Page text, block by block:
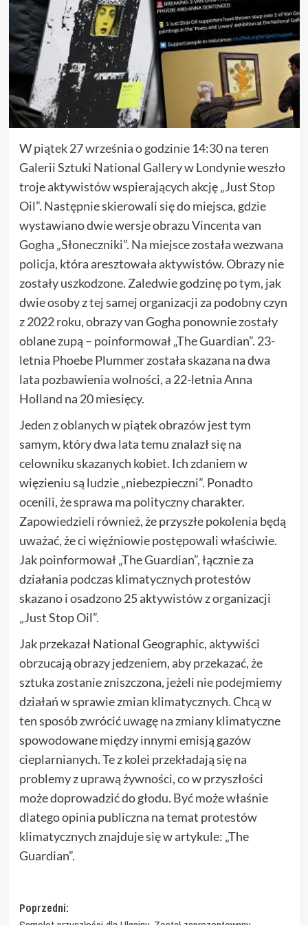
W piątek 27 września o godzinie 14:30 na teren
Galerii Sztuki National Gallery w Londynie weszło
troje aktywistów wspierających akcję „Just Stop
Oil”. Następnie skierowali się do miejsca, gdzie
wystawiano dwie wersje obrazu Vincenta van
Gogha „Słoneczniki”. Na miejsce została wezwana
policja, która aresztowała aktywistów. Obrazy nie
zostały uszkodzone. Zaledwie godzinę po tym, jak
dwie osoby z tej samej organizacji za podobny czyn
z 2022 roku, obrazy van Gogha ponownie zostały
oblane zupą – poinformował „The Guardian”. 23-
letnia Phoebe Plummer została skazana na dwa
lata pozbawienia wolności, a 22-letnia Anna
Holland na 20 miesięcy.
Jeden z oblanych w piątek obrazów jest tym
samym, który dwa lata temu znalazł się na
celowniku skazanych kobiet. Ich zdaniem w
więzieniu są ludzie „niebezpieczni”. Ponadto
ocenili, że sprawa ma polityczny charakter.
Zapowiedzieli również, że przyszłe pokolenia będą
uważać, że ci więźniowie postępowali właściwie.
Jak poinformował „The Guardian”, łącznie za
działania podczas klimatycznych protestów
skazano i osadzono 25 aktywistów z organizacji
„Just Stop Oil”.
Jak przekazał National Geographic, aktywiści
obrzucają obrazy jedzeniem, aby przekazać, że
sztuka zostanie zniszczona, jeżeli nie podejmiemy
działań w sprawie zmian klimatycznych. Chcą w
ten sposób zwrócić uwagę na zmiany klimatyczne
spowodowane między innymi emisją gazów
cieplarnianych. Te z kolei przekładają się na
problemy z uprawą żywności, co w przyszłości
może doprowadzić do głodu. Być może właśnie
dlatego opinia publiczna na temat protestów
klimatycznych znajduje się w artykule: „The
Guardian”.
Zobacz
Poprzedni: